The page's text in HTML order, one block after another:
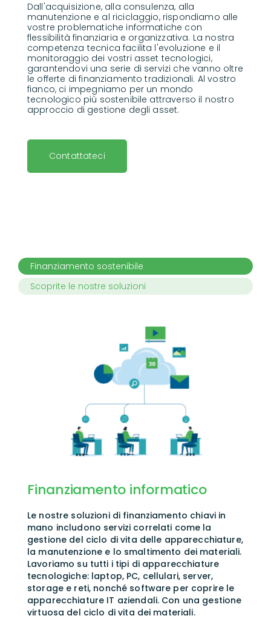
Dall'acquisizione, alla consulenza, alla
manutenzione e al riciclaggio, rispondiamo alle
vostre problematiche informatiche con
flessibilità finanziaria e organizzativa. La nostra
competenza tecnica facilita l'evoluzione e il
monitoraggio dei vostri asset tecnologici,
garantendovi una serie di servizi che vanno oltre
le offerte di finanziamento tradizionali. Al vostro
fianco, ci impegniamo per un mondo
tecnologico più sostenibile attraverso il nostro
approccio di gestione degli asset.
Contattateci
Finanziamento sostenibile
Scoprite le nostre soluzioni
Finanziamento informatico
Le nostre soluzioni di finanziamento chiavi in
mano includono servizi correlati come la
gestione del ciclo di vita delle apparecchiature,
la manutenzione e lo smaltimento dei materiali.
Lavoriamo su tutti i tipi di apparecchiature
tecnologiche: laptop, PC, cellulari, server,
storage e reti, nonché software per coprire le
apparecchiature IT aziendali. Con una gestione
virtuosa del ciclo di vita dei materiali.